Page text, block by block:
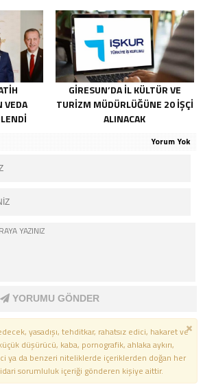
VEDA
GIRESUN’DA İL KÜLTÜR VE
TURIZM MÜDÜRLÜĞÜNE 20 İŞÇI
ALINACAK
Yorum Yok
YORUMU GÖNDER
yasadışı, tehditkar, rahatsız edici, hakaret ve
düşürücü, kaba, pornografik, ahlaka aykırı,
ya da benzeri niteliklerde içeriklerden doğan her
sorumluluk içeriği gönderen kişiye aittir.